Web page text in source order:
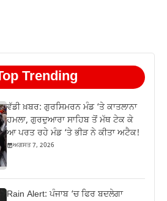
Trending
ਵੱਡੀ ਖ਼ਬਰ: ਗੁਰਸਿਮਰਨ ਮੰਡ ‘ਤੇ ਕਾਤਲਾਨਾ
ਹਮਲਾ, ਗੁਰਦੁਆਰਾ ਸਾਹਿਬ ਤੋਂ ਮੱਥ ਟੇਕ ਕੇ
ਆ ਪਰਤ ਰਹੇ ਮੰਡ ‘ਤੇ ਭੀੜ ਨੇ ਕੀਤਾ ਅਟੈਕ!
ਅਗਸਤ 7, 2026
Rain Alert: ਪੰਜਾਬ ‘ਚ ਫਿਰ ਬਦਲੇਗਾ